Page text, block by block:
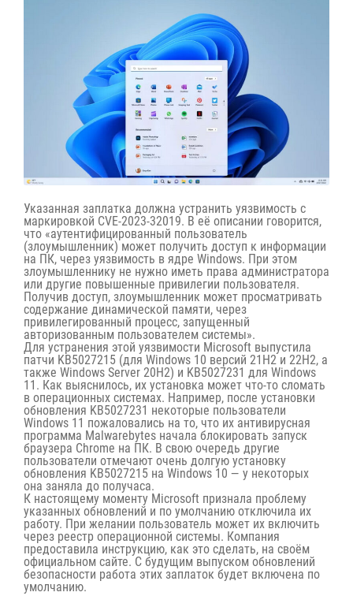
Указанная заплатка должна устранить уязвимость с
маркировкой CVE-2023-32019. В её описании говорится,
что «аутентифицированный пользователь
(злоумышленник) может получить доступ к информации
на ПК, через уязвимость в ядре Windows. При этом
злоумышленнику не нужно иметь права администратора
или другие повышенные привилегии пользователя.
Получив доступ, злоумышленник может просматривать
содержание динамической памяти, через
привилегированный процесс, запущенный
авторизованным пользователем системы».
Для устранения этой уязвимости Microsoft выпустила
патчи KB5027215 (для Windows 10 версий 21H2 и 22H2, а
также Windows Server 20H2) и KB5027231 для Windows
11. Как выяснилось, их установка может что-то сломать
в операционных системах. Например, после установки
обновления KB5027231 некоторые пользователи
Windows 11 пожаловались на то, что их антивирусная
программа Malwarebytes начала блокировать запуск
браузера Chrome на ПК. В свою очередь другие
пользователи отмечают очень долгую установку
обновления KB5027215 на Windows 10 — у некоторых
она заняла до получаса.
К настоящему моменту Microsoft признала проблему
указанных обновлений и по умолчанию отключила их
работу. При желании пользователь может их включить
через реестр операционной системы. Компания
предоставила инструкцию, как это сделать, на своём
официальном сайте. С будущим выпуском обновлений
безопасности работа этих заплаток будет включена по
умолчанию.